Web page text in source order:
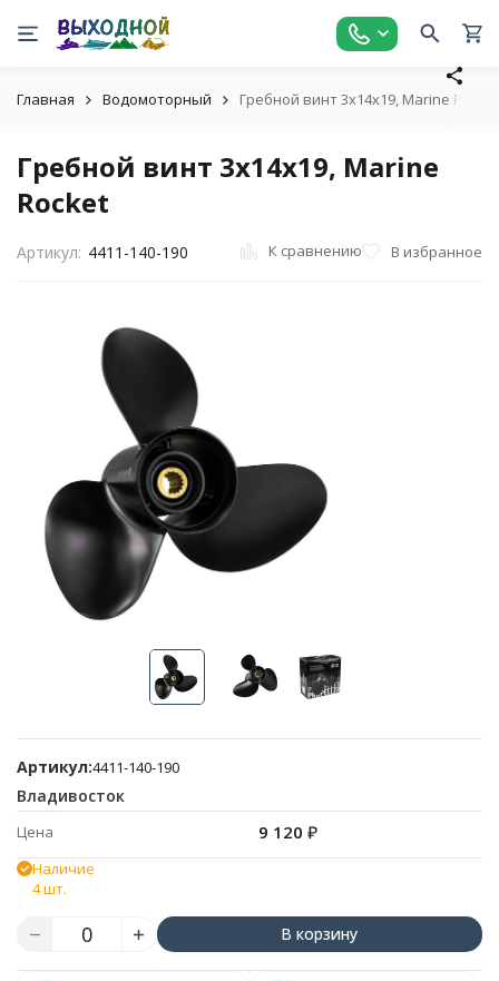
Главная Водомоторный Гребной винт 3x14x19, Marine Rocket
Гребной винт 3x14x19, Marine
Rocket
Артикул: 4411-140-190 К сравнению В избранное
Артикул:4411-140-190
Владивосток
Цена 9 120 ₽
Наличие
4 шт.
В корзину